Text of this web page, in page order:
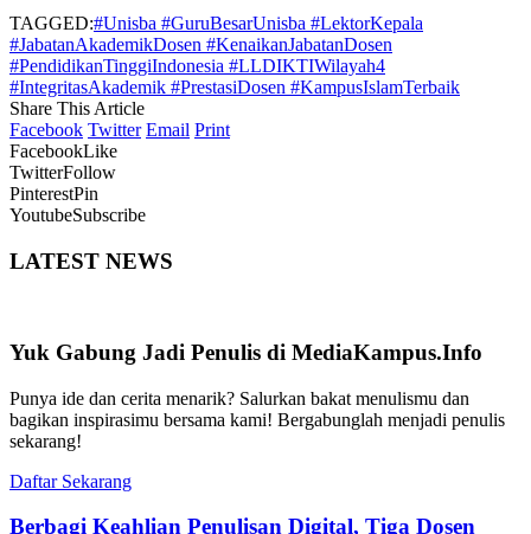
TAGGED:#Unisba #GuruBesarUnisba #LektorKepala
#JabatanAkademikDosen #KenaikanJabatanDosen
#PendidikanTinggiIndonesia #LLDIKTIWilayah4
#IntegritasAkademik #PrestasiDosen #KampusIslamTerbaik
Share This Article
Facebook Twitter Email Print
FacebookLike
TwitterFollow
PinterestPin
YoutubeSubscribe
LATEST NEWS
Yuk Gabung Jadi Penulis di MediaKampus.Info
Punya ide dan cerita menarik? Salurkan bakat menulismu dan
bagikan inspirasimu bersama kami! Bergabunglah menjadi penulis
sekarang!
Daftar Sekarang
Berbagi Keahlian Penulisan Digital, Tiga Dosen